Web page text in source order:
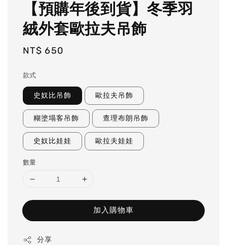
【預購年後到貨】冬季羽
絨外套歐拉夫吊飾
Regular
NT$ 650
款式
史奴比吊飾 歐拉夫吊飾
糊塗塌客吊飾 查理布朗吊飾
史奴比娃娃 歐拉夫娃娃
數量
加入購物車
分享